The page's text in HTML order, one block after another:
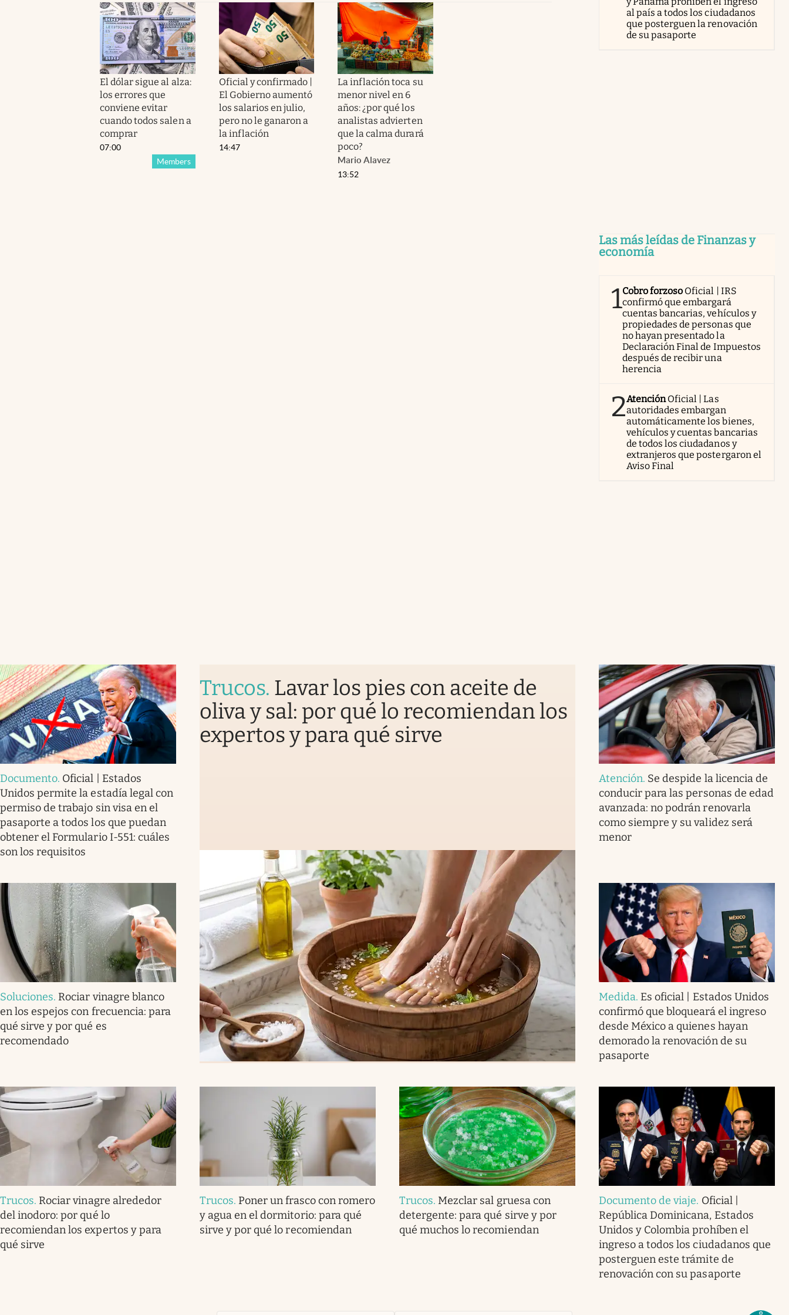
El dólar sigue al alza:
los errores que
conviene evitar
cuando todos salen a
comprar
Members
07:00
Oficial y confirmado |
El Gobierno aumentó
los salarios en julio,
pero no le ganaron a
la inflación
14:47
La inflación toca su
menor nivel en 6
años: ¿por qué los
analistas advierten
que la calma durará
poco?
Mario Alavez
13:52
al país a todos los ciudadanos
que posterguen la renovación
de su pasaporte
Las más leídas de Finanzas y
economía
1Cobro forzoso Oficial | IRS
confirmó que embargará
cuentas bancarias, vehículos y
propiedades de personas que
no hayan presentado la
Declaración Final de Impuestos
después de recibir una
herencia
2AtenciónOficial | Las
autoridades embargan
automáticamente los bienes,
vehículos y cuentas bancarias
de todos los ciudadanos y
extranjeros que postergaron el
Aviso Final
Documento. Oficial | Estados
Unidos permite la estadía legal con
permiso de trabajo sin visa en el
pasaporte a todos los que puedan
obtener el Formulario I-551: cuáles
son los requisitos
Trucos. Lavar los pies con aceite de
oliva y sal: por qué lo recomiendan los
expertos y para qué sirve
Atención. Se despide la licencia de
conducir para las personas de edad
avanzada: no podrán renovarla
como siempre y su validez será
menor
Soluciones. Rociar vinagre blanco
en los espejos con frecuencia: para
qué sirve y por qué es
recomendado
Medida. Es oficial | Estados Unidos
confirmó que bloqueará el ingreso
desde México a quienes hayan
demorado la renovación de su
pasaporte
Trucos. Rociar vinagre alrededor
del inodoro: por qué lo
recomiendan los expertos y para
qué sirve
Trucos. Poner un frasco con romero
y agua en el dormitorio: para qué
sirve y por qué lo recomiendan
Trucos. Mezclar sal gruesa con
detergente: para qué sirve y por
qué muchos lo recomiendan
Documento de viaje. Oficial |
República Dominicana, Estados
Unidos y Colombia prohíben el
ingreso a todos los ciudadanos que
posterguen este trámite de
renovación con su pasaporte